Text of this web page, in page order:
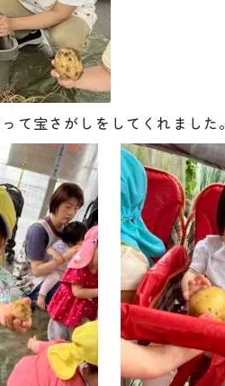
て宝さがしをしてくれました。